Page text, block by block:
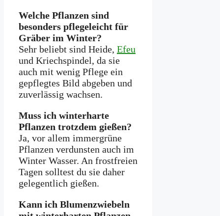
Welche Pflanzen sind
besonders pflegeleicht für
Gräber im Winter?
Sehr beliebt sind Heide, Efeu
und Kriechspindel, da sie
auch mit wenig Pflege ein
gepflegtes Bild abgeben und
zuverlässig wachsen.
Muss ich winterharte
Pflanzen trotzdem gießen?
Ja, vor allem immergrüne
Pflanzen verdunsten auch im
Winter Wasser. An frostfreien
Tagen solltest du sie daher
gelegentlich gießen.
Kann ich Blumenzwiebeln